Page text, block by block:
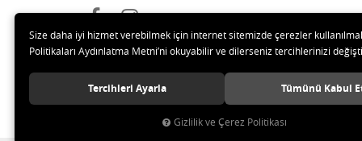
© 2018 MERCAN PROFESYONEL GÜVENLİK ÜRÜNLERİ
Size daha iyi hizmet verebilmek için internet sitemizde çerezler
Politikaları Aydınlatma Metni’ni okuyabilir ve dilerseniz tercihlerinizi
Tercihleri Ayarla Tümünü Kabul
Gizlilik ve Çerez Politikası